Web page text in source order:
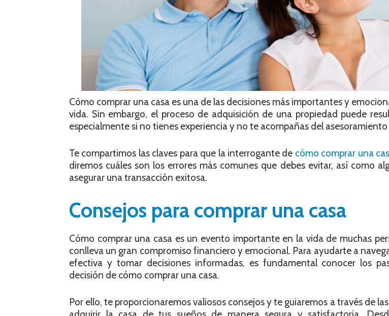
Cómo comprar una casa es una de las decisiones más importantes y
vida. Sin embargo, el proceso de adquisición de una propiedad puede
especialmente si no tienes experiencia y no te acompañas del
Te compartimos las claves para que la interrogante de cómo comprar una
diremos cuáles son los errores más comunes que debes evitar, así como
asegurar una transacción exitosa.
Consejos para comprar una casa
Cómo comprar una casa es un evento importante en la vida de muchas
conlleva un gran compromiso financiero y emocional. Para ayudarte a
efectiva y tomar decisiones informadas, es fundamental conocer los
decisión de cómo comprar una casa.
Por ello, te proporcionaremos valiosos consejos y te guiaremos a través de